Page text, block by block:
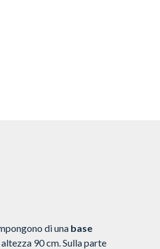
di una base
90 cm. Sulla parte